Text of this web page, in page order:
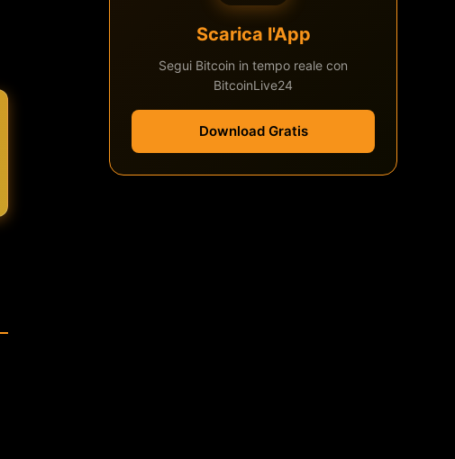
Scarica l'App
Segui Bitcoin in tempo reale con
BitcoinLive24
Download Gratis